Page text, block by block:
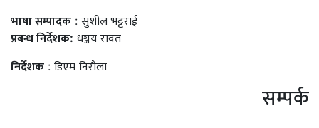
भाषा सम्पादक : सुशील भट्टराई
प्रबन्ध निर्देशक: धञ्जय रावत
निर्देशक : डिएम निराैला
सम्पर्क